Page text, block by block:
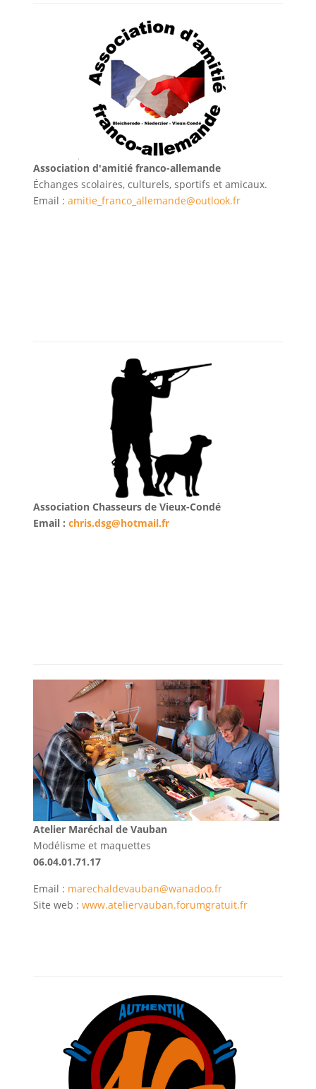
Association d'amitié franco-allemande
Échanges scolaires, culturels, sportifs et amicaux.
Email : amitie_franco_allemande@outlook.fr
Association Chasseurs de Vieux-Condé
Email : chris.dsg@hotmail.fr
Atelier Maréchal de Vauban
Modélisme et maquettes
06.04.01.71.17
Email : marechaldevauban@wanadoo.fr
Site web : www.ateliervauban.forumgratuit.fr